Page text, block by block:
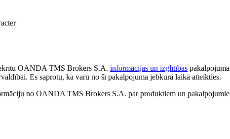
OANDA TMS Brokers S.A. informācijas un izglītības
Es saprotu, ka varu no šī pakalpojuma jebkurā laikā atteikties.
no OANDA TMS Brokers S.A. par produktiem un